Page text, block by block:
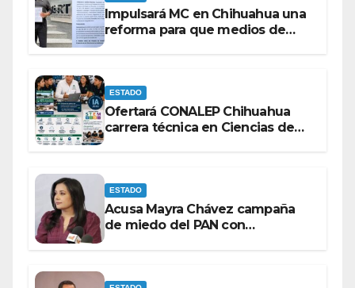
Impulsará MC en Chihuahua una
reforma para que medios de
ESTADO
Ofertará CONALEP Chihuahua
carrera técnica en Ciencias de
ESTADO
Acusa Mayra Chávez campaña
de miedo del PAN con